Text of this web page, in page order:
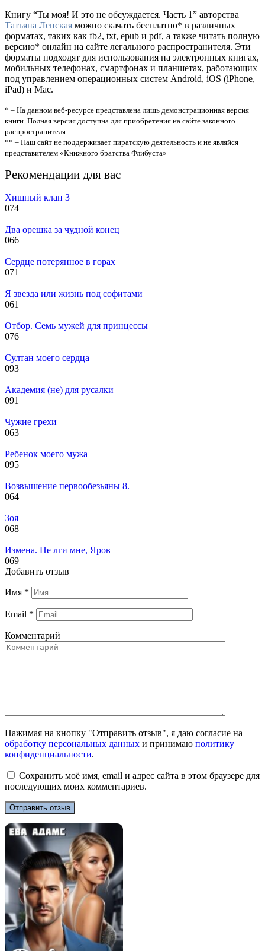
Книгу “Ты моя! И это не обсуждается. Часть 1” авторства
Татьяна Лепская можно скачать бесплатно* в различных
форматах, таких как fb2, txt, epub и pdf, а также читать полную
версию* онлайн на сайте легального распространителя. Эти
форматы подходят для использования на электронных книгах,
мобильных телефонах, смартфонах и планшетах, работающих
под управлением операционных систем Android, iOS (iPhone,
iPad) и Mac.
* – На данном веб-ресурсе представлена лишь демонстрационная версия
книги. Полная версия доступна для приобретения на сайте законного
распространителя.
** – Наш сайт не поддерживает пиратскую деятельность и не являйся
представителем «Книжного братства Флибуста»
Рекомендации для вас
Хищный клан 3
074
Два орешка за чудной конец
066
Сердце потерянное в горах
071
Я звезда или жизнь под софитами
061
Отбор. Семь мужей для принцессы
076
Султан моего сердца
093
Академия (не) для русалки
091
Чужие грехи
063
Ребенок моего мужа
095
Возвышение первообезьяны 8.
064
Зоя
068
Измена. Не лги мне, Яров
069
Добавить отзыв
Имя *
Email *
Комментарий
Нажимая на кнопку "Отправить отзыв", я даю согласие на
обработку персональных данных и принимаю политику
конфиденциальности.
Сохранить моё имя, email и адрес сайта в этом браузере для
последующих моих комментариев.